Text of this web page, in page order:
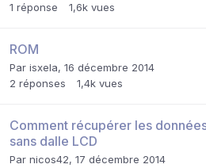
1 réponse 1,6k vues
ROM
Par isxela, 16 décembre 2014
2 réponses 1,4k vues
Comment récupérer les
sans dalle LCD
Par nicos42, 17 décembre 2014